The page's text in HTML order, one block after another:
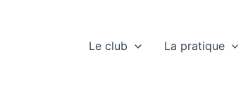
Le club La pratique